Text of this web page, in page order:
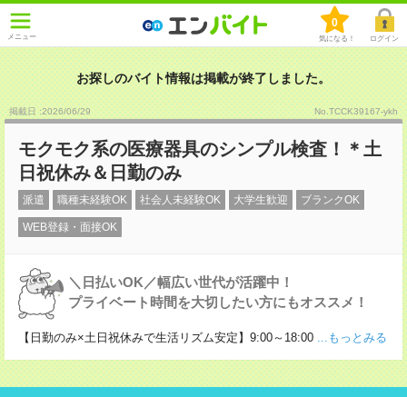
メニュー
0
気になる！ ログイン
お探しのバイト情報は掲載が終了しました。
掲載日 :2026/06/29 No.TCCK39167-ykh
モクモク系の医療器具のシンプル検査！＊土
日祝休み＆日勤のみ
派遣 職種未経験OK 社会人未経験OK 大学生歓迎 ブランクOK
WEB登録・面接OK
＼日払いOK／幅広い世代が活躍中！
プライベート時間を大切したい方にもオススメ！
【日勤のみ×土日祝休みで生活リズム安定】9:00～18:00 ...もっとみる